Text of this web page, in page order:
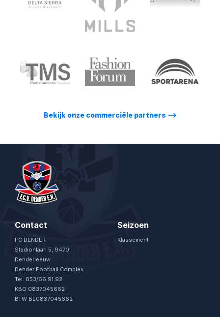
Bekijk onze commerciële partners ⟶
Contact
FC DENDER
Stadionlaan 5, 9470
Denderleeuw
Dender Football Complex
Tel. 053/66.91.92
KBO 0837045662
BTW BE0837045662
Seizoen
Klassement